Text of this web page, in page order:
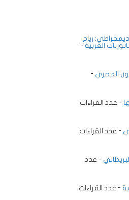
رياح
العربية -
المصري -
- عدد القراءات
- عدد القراءات
- عدد
- عدد القراءات